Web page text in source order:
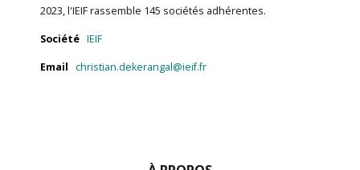
2023, l'IEIF rassemble 145 sociétés adhérentes.
Société IEIF
Email christian.dekerangal@ieif.fr